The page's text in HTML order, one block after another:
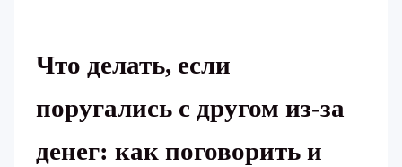
Что делать, если
поругались с другом из‑за
денег: как поговорить и